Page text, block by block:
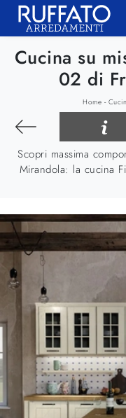
Cucina su
02 di
Home -
Scopri massima
Mirandola: la cucina